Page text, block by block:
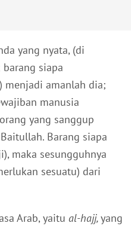
yang nyata, (di
siapa
menjadi amanlah dia;
manusia
yang sanggup
Barang siapa
maka sesungguhnya
sesuatu) dari
Arab, yaitu al-hajj,yang